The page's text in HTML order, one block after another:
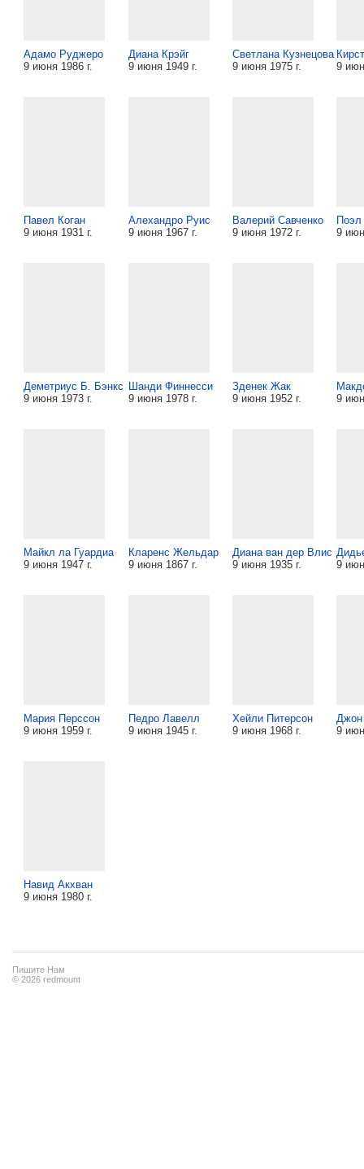
Адамо Руджеро
9 июня 1986 г.
Диана Крэйг
9 июня 1949 г.
Светлана Кузнецова
9 июня 1975 г.
9
Павел Коган
9 июня 1931 г.
Алехандро Руис
9 июня 1967 г.
Валерий Савченко
9 июня 1972 г.
Поэл
9
Деметриус Б. Бэнкс
9 июня 1973 г.
Шанди Финнесси
9 июня 1978 г.
Зденек Жак
9 июня 1952 г.
9
Майкл ла Гуардиа
9 июня 1947 г.
Кларенс Жельдар
9 июня 1867 г.
Диана ван дер Влис
9 июня 1935 г.
9
Мария Перссон
9 июня 1959 г.
Педро Лавелл
9 июня 1945 г.
Хейли Питерсон
9 июня 1968 г.
Джон
9
Навид Акхван
9 июня 1980 г.
Пишите Нам
© 2026 redmount